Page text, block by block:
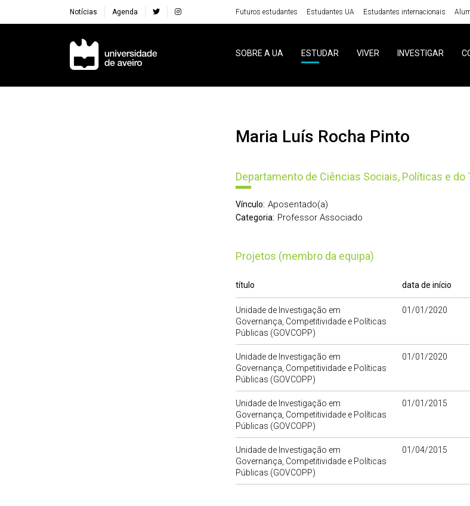
Notícias Agenda Futuros estudantes Estudantes UA Estudantes internacionais
Navegação Principal
SOBRE A UA ESTUDAR VIVER INVESTIGAR
Maria Luís Rocha Pinto
Departamento de Ciências Sociais, Políticas e do
Vínculo: Aposentado(a)
Categoria: Professor Associado
Projetos (membro da equipa)
título data de início
Unidade de Investigação em
Governança, Competitividade e Políticas
Públicas (GOVCOPP)
01/01/2020
Unidade de Investigação em
Governança, Competitividade e Políticas
Públicas (GOVCOPP)
01/01/2020
Unidade de Investigação em
Governança, Competitividade e Políticas
Públicas (GOVCOPP)
01/01/2015
Unidade de Investigação em
Governança, Competitividade e Políticas
Públicas (GOVCOPP)
01/04/2015